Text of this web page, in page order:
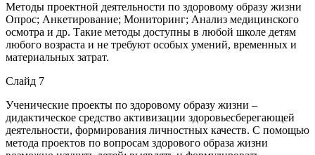
Методы проектной деятельности по здоровому образу жизни
Опрос; Анкетирование; Мониторинг; Анализ медицинского
осмотра и др. Такие методы доступны в любой школе детям
любого возраста и не требуют особых умений, временных и
материальных затрат.
Слайд 7
Ученические проекты по здоровому образу жизни –
дидактическое средство активизации здоровьесберегающей
деятельности, формирования личностных качеств. С помощью
метода проектов по вопросам здорового образа жизни